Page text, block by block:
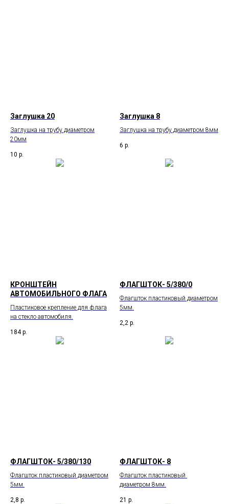
Заглушка 20
Заглушка на трубу диаметром
20мм
10 р.
Заглушка 8
Заглушка на трубу диаметром 8мм
6 р.
КРОНШТЕЙН
АВТОМОБИЛЬНОГО ФЛАГА
Пластиковое крепление для флага
на стекло автомобиля.
184 р.
ФЛАГШТОК- 5/380/0
Флагшток пластиковый диаметром
5мм.
2,2 р.
ФЛАГШТОК- 5/380/130
Флагшток пластиковый диаметром
5мм.
2,8 р.
ФЛАГШТОК- 8
Флагшток пластиковый
диаметром 8мм.
21 р.